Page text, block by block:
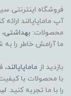
فروشگاه اینترنتی
آپ ماماپاپالند ارائه
محصولات: بهداشتی،
ما آرامش خاطر را
بازدید از ماماپاپالند،
با محصولات با
را با ما تجربه کنید.